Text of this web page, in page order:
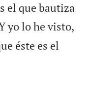
el que bautiza
yo lo he visto,
éste es el